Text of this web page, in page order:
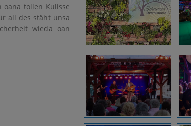
oana tollen Kulisse
all des stäht unsa
wieda oan